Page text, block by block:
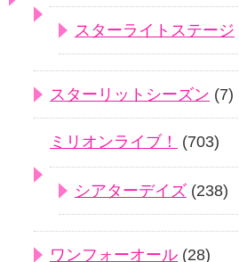
スターライトステージ
スターリットシーズン (7)
ミリオンライブ！ (703)
シアターデイズ (238)
ワンフォーオール (28)